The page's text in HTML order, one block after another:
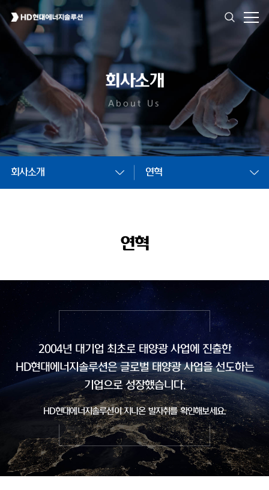
회사소개
About Us
회사소개 연혁
연혁
2004년 대기업 최초로 태양광 사업에 진출한
HD현대에너지솔루션은글로벌 태양광 사업을 선도하는
기업으로 성장했습니다.
HD현대에너지솔루션이 지나온 발자취를 확인해보세요.